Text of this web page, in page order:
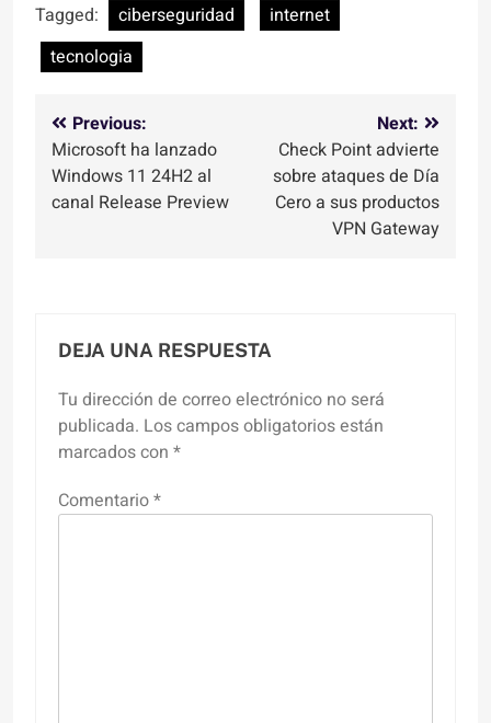
Tagged:
ciberseguridad
internet
tecnologia
Navegación
de
entradas
Previous:
Microsoft ha lanzado
Windows 11 24H2 al
canal Release Preview
Next:
Check Point advierte
sobre ataques de Día
Cero a sus productos
VPN Gateway
DEJA UNA RESPUESTA
Tu dirección de correo electrónico no será
publicada. Los campos obligatorios están
marcados con *
Comentario*